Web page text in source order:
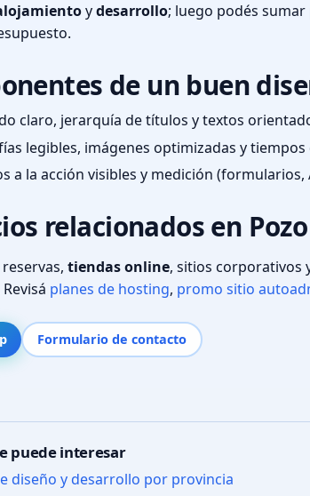
ydesarrollo; luego podés sumar
de un buen
claro, jerarquía de títulos y textos
legibles, imágenes optimizadas y
a la acción visibles y medición
relacionados en
tiendas online, sitios corporativos
planes de hosting, promo sitio
Formulario de contacto
puede interesar
diseño y desarrollo por provincia